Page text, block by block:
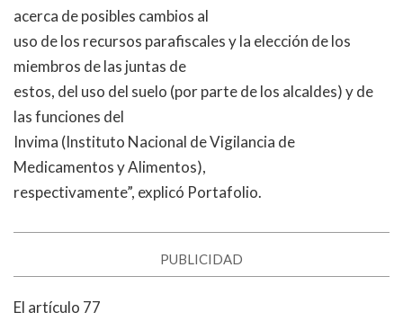
acerca de posibles cambios al
uso de los recursos parafiscales y la elección de los
miembros de las juntas de
estos, del uso del suelo (por parte de los alcaldes) y de
las funciones del
Invima (Instituto Nacional de Vigilancia de
Medicamentos y Alimentos),
respectivamente”, explicó Portafolio.
PUBLICIDAD
El artículo 77